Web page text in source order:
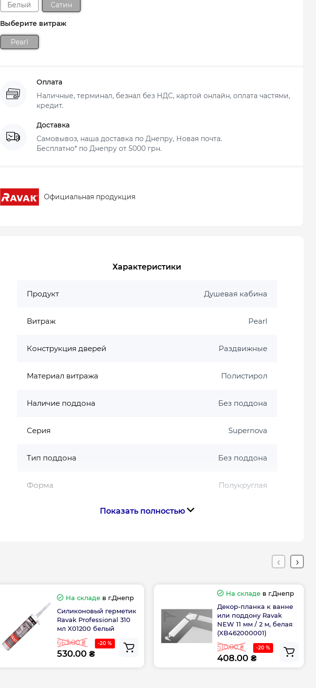
Белый Сатин
Выберите витраж
Pearl
Оплата
Наличные, терминал, безнал без НДС, картой онлайн, оплата частями,
кредит.
Доставка
Самовывоз, наша доставка по Днепру, Новая почта.
Бесплатно* по Днепру от 5000 грн.
Официальная продукция
Характеристики
Продукт Душевая кабина
Витраж Pearl
Конструкция дверей Раздвижные
Материал витража Полистирол
Наличие поддона Без поддона
Серия Supernova
Тип поддона Без поддона
Форма Полукруглая
Высота, см
Длина, см 80
Ширина, см
Показать полностью
На складе в г.Днепр
Силиконовый герметик
Ravak Professional 310
мл X01200 белый
663.00 ₴ -20 %
530.00 ₴
На складев г.Днепр
Декор-планка к ванне
или поддону Ravak
NEW 11 мм / 2 м, белая
(XB462000001)
510.00 ₴ -20 %
408.00 ₴